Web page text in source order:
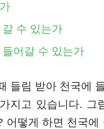
수 있는가
어갈 수 있는가
들림 받아 천국에
지고 있습니다. 그
어떻게 하면 천국